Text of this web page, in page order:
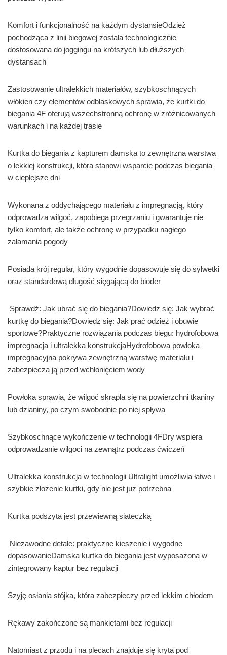
Komfort i funkcjonalność na każdym dystansieOdzież
pochodząca z linii biegowej została technologicznie
dostosowana do joggingu na krótszych lub dłuższych
dystansach
Zastosowanie ultralekkich materiałów, szybkoschnących
włókien czy elementów odblaskowych sprawia, że kurtki do
biegania 4F oferują wszechstronną ochronę w zróżnicowanych
warunkach i na każdej trasie
Kurtka do biegania z kapturem damska to zewnętrzna warstwa
o lekkiej konstrukcji, która stanowi wsparcie podczas biegania
w cieplejsze dni
Wykonana z oddychającego materiału z impregnacją, który
odprowadza wilgoć, zapobiega przegrzaniu i gwarantuje nie
tylko komfort, ale także ochronę w przypadku nagłego
załamania pogody
Posiada krój regular, który wygodnie dopasowuje się do sylwetki
oraz standardową długość sięgającą do bioder
Sprawdź: Jak ubrać się do biegania?Dowiedz się: Jak wybrać
kurtkę do biegania?Dowiedz się: Jak prać odzież i obuwie
sportowe?Praktyczne rozwiązania podczas biegu: hydrofobowa
impregnacja i ultralekka konstrukcjaHydrofobowa powłoka
impregnacyjna pokrywa zewnętrzną warstwę materiału i
zabezpiecza ją przed wchłonięciem wody
Powłoka sprawia, że wilgoć skrapla się na powierzchni tkaniny
lub dzianiny, po czym swobodnie po niej spływa
Szybkoschnące wykończenie w technologii 4FDry wspiera
odprowadzanie wilgoci na zewnątrz podczas ćwiczeń
Ultralekka konstrukcja w technologii Ultralight umożliwia łatwe i
szybkie złożenie kurtki, gdy nie jest już potrzebna
Kurtka podszyta jest przewiewną siateczką
Niezawodne detale: praktyczne kieszenie i wygodne
dopasowanieDamska kurtka do biegania jest wyposażona w
zintegrowany kaptur bez regulacji
Szyję osłania stójka, która zabezpieczy przed lekkim chłodem
Rękawy zakończone są mankietami bez regulacji
Natomiast z przodu i na plecach znajduje się kryta pod